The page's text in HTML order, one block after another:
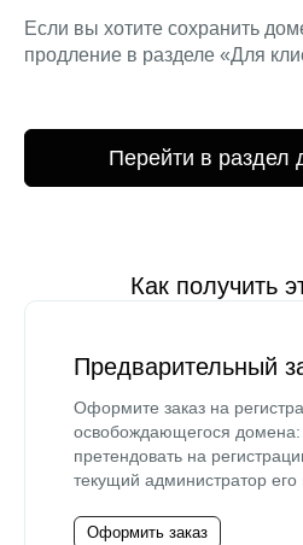
Если вы хотите сохранить
продление в разделе «Для
Перейти в раздел
Как получить
Предварительный
Оформите заказ на
освобождающегося
претендовать на
текущий администратор его
Оформить заказ